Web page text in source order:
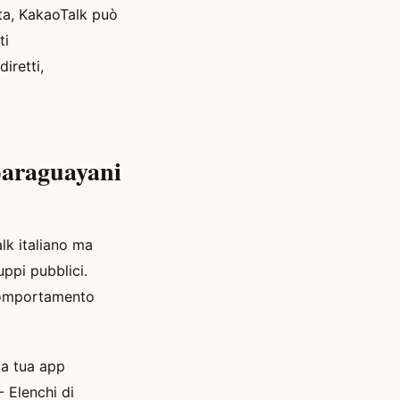
KakaoTalk può
italiano ma
pubblici.
tua app
Elenchi di